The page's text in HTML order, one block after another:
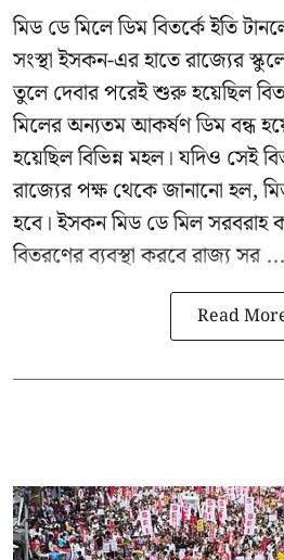
মিড ডে মিলে ডিম বিতর্কে ইতি
সংস্থা ইসকন-এর হাতে রাজ্যের
তুলে দেবার পরেই শুরু হয়েছিল
মিলের অন্যতম আকর্ষণ ডিম বন্ধ
হয়েছিল বিভিন্ন মহল। যদিও সেই
রাজ্যের পক্ষ থেকে জানানো হল,
হবে। ইসকন মিড ডে মিল
বিতরণের ব্যবস্থা করবে রাজ্য সর ...
Read